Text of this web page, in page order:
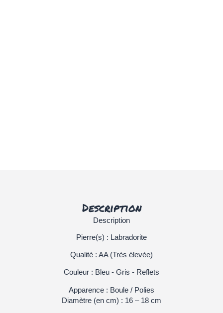
Description
Description
Pierre(s) : Labradorite
Qualité : AA (Très élevée)
Couleur : Bleu - Gris - Reflets
Apparence : Boule / Polies
Diamètre (en cm) : 16 – 18 cm